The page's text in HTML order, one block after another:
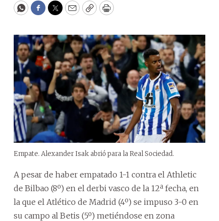
WhatsApp
Facebook
Twitter
EmailCopyPrint
Empate. Alexander Isak abrió para la Real Sociedad.
A pesar de haber empatado 1-1 contra el Athletic
de Bilbao (8º) en el derbi vasco de la 12ª fecha, en
la que el Atlético de Madrid (4º) se impuso 3-0 en
su campo al Betis (5º) metiéndose en zona